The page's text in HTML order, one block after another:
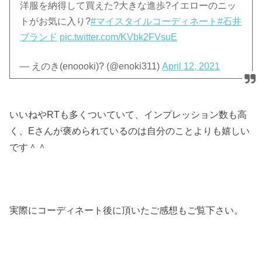
洋服を納得して買えた?大きな進歩?イエローのニッ
トがお気に入り?#マイスタイルコーディネート#石井
ブランド pic.twitter.com/KVbk2FVsuE
— えのき(enoooki)? (@enoki311)April 12, 2021
いいねやRTも多くついていて、インプレッション数も高
く、Eさんが褒められているのは自分のことよりも嬉しい
です＾＾
実際にコーディネート後に頂いたご感想もご覧下さい。